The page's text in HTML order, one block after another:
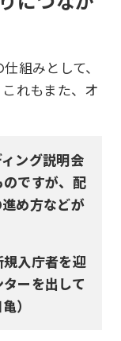
組みとして、
れもまた、オ
ング説明会
ですが、配
め方などが
入庁者を迎
ーを出して
）